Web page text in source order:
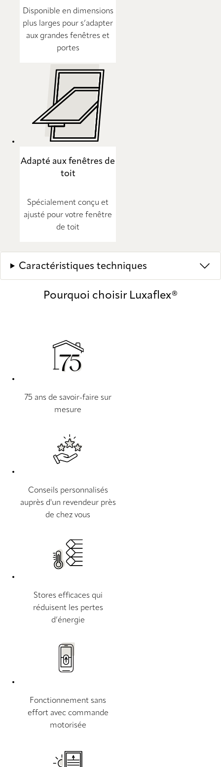
Disponible en dimensions
plus larges pour s’adapter
aux grandes fenêtres et
portes
Adapté aux fenêtres de
toit
Spécialement conçu et
ajusté pour votre fenêtre
de toit
Caractéristiques techniques
Pourquoi choisir Luxaflex®
75 ans de savoir-faire sur
mesure
Conseils personnalisés
auprès d'un revendeur près
de chez vous
Stores efficaces qui
réduisent les pertes
d’énergie
Fonctionnement sans
effort avec commande
motorisée